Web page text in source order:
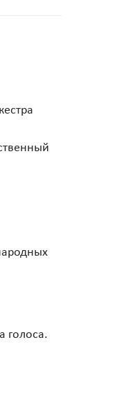
голоса.